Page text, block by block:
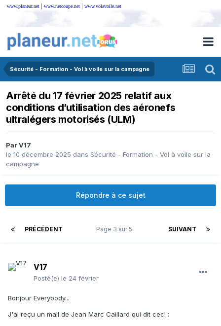
www.planeur.net | www.netcoupe.net | www.volavoile.net
Sécurité - Formation - Vol à voile sur la campagne
Arrêté du 17 février 2025 relatif aux
conditions d’utilisation des aéronefs
ultralégers motorisés (ULM)
ParV17
le 10 décembre 2025 dans Sécurité - Formation - Vol à voile sur la
campagne
Répondre à ce sujet
PRÉCÉDENT SUIVANT
Page 3 sur 5
V17
Posté(e) le 24 février
Bonjour Everybody...
J'ai reçu un mail de Jean Marc Caillard qui dit ceci :